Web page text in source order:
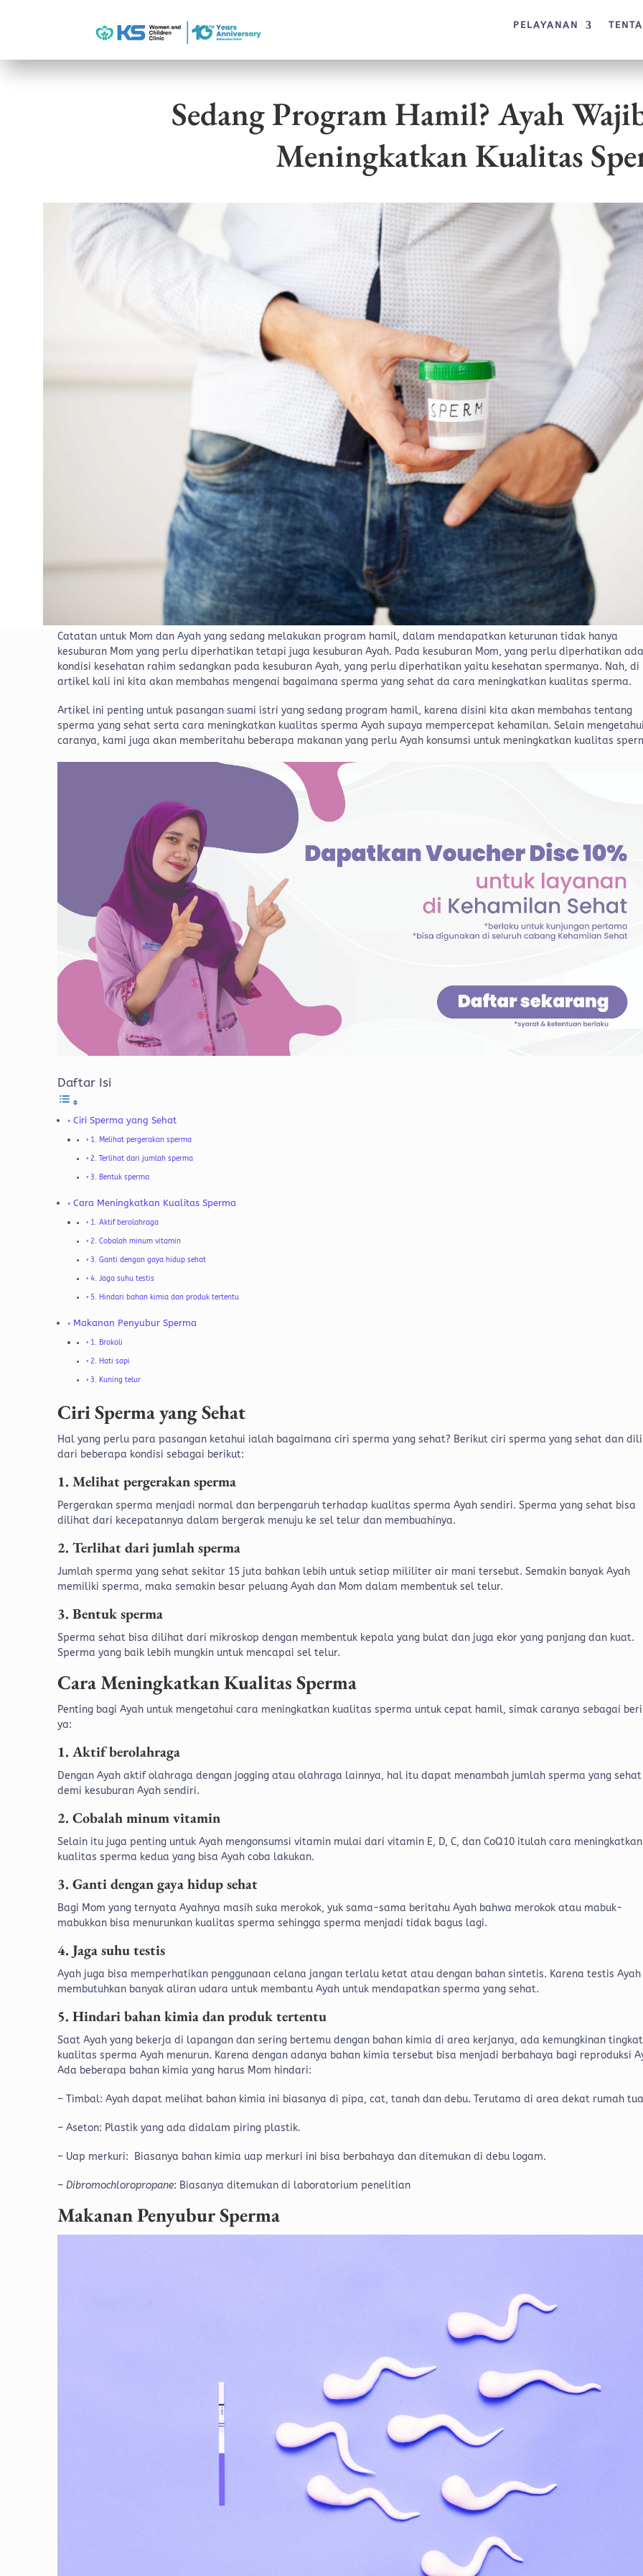
PELAYANAN
Sedang Program Hamil? Ayah
Meningkatkan Kualitas
Catatan untuk Mom dan Ayah yang sedang melakukan program hamil, dalam mendapatkan keturunan tidak hanya
kesuburan Mom yang perlu diperhatikan tetapi juga kesuburan Ayah. Pada kesuburan Mom, yang perlu diperhatikan
kondisi kesehatan rahim sedangkan pada kesuburan Ayah, yang perlu diperhatikan yaitu kesehatan spermanya. Nah, di
artikel kali ini kita akan membahas mengenai bagaimana sperma yang sehat da cara meningkatkan kualitas sperma.
Artikel ini penting untuk pasangan suami istri yang sedang program hamil, karena disini kita akan membahas tentang
sperma yang sehat serta cara meningkatkan kualitas sperma Ayah supaya mempercepat kehamilan. Selain
caranya, kami juga akan memberitahu beberapa makanan yang perlu Ayah konsumsi untuk meningkatkan kualitas
Daftar Isi
Ciri Sperma yang Sehat
1. Melihat pergerakan sperma
2. Terlihat dari jumlah sperma
3. Bentuk sperma
Cara Meningkatkan Kualitas Sperma
1. Aktif berolahraga
2. Cobalah minum vitamin
3. Ganti dengan gaya hidup sehat
4. Jaga suhu testis
5. Hindari bahan kimia dan produk tertentu
Makanan Penyubur Sperma
1. Brokoli
2. Hati sapi
3. Kuning telur
Ciri Sperma yang Sehat
Hal yang perlu para pasangan ketahui ialah bagaimana ciri sperma yang sehat? Berikut ciri sperma yang sehat dan
dari beberapa kondisi sebagai berikut:
1. Melihat pergerakan sperma
Pergerakan sperma menjadi normal dan berpengaruh terhadap kualitas sperma Ayah sendiri. Sperma yang sehat bisa
dilihat dari kecepatannya dalam bergerak menuju ke sel telur dan membuahinya.
2. Terlihat dari jumlah sperma
Jumlah sperma yang sehat sekitar 15 juta bahkan lebih untuk setiap mililiter air mani tersebut. Semakin banyak Ayah
memiliki sperma, maka semakin besar peluang Ayah dan Mom dalam membentuk sel telur.
3. Bentuk sperma
Sperma sehat bisa dilihat dari mikroskop dengan membentuk kepala yang bulat dan juga ekor yang panjang dan kuat.
Sperma yang baik lebih mungkin untuk mencapai sel telur.
Cara Meningkatkan Kualitas Sperma
Penting bagi Ayah untuk mengetahui cara meningkatkan kualitas sperma untuk cepat hamil, simak caranya sebagai
ya:
1. Aktif berolahraga
Dengan Ayah aktif olahraga dengan jogging atau olahraga lainnya, hal itu dapat menambah jumlah sperma yang sehat
demi kesuburan Ayah sendiri.
2. Cobalah minum vitamin
Selain itu juga penting untuk Ayah mengonsumsi vitamin mulai dari vitamin E, D, C, dan CoQ10 itulah cara meningkatkan
kualitas sperma kedua yang bisa Ayah coba lakukan.
3. Ganti dengan gaya hidup sehat
Bagi Mom yang ternyata Ayahnya masih suka merokok, yuk sama-sama beritahu Ayah bahwa merokok atau mabuk-
mabukkan bisa menurunkan kualitas sperma sehingga sperma menjadi tidak bagus lagi.
4. Jaga suhu testis
Ayah juga bisa memperhatikan penggunaan celana jangan terlalu ketat atau dengan bahan sintetis. Karena testis Ayah
membutuhkan banyak aliran udara untuk membantu Ayah untuk mendapatkan sperma yang sehat.
5. Hindari bahan kimia dan produk tertentu
Saat Ayah yang bekerja di lapangan dan sering bertemu dengan bahan kimia di area kerjanya, ada kemungkinan tingkat
kualitas sperma Ayah menurun. Karena dengan adanya bahan kimia tersebut bisa menjadi berbahaya bagi reproduksi
Ada beberapa bahan kimia yang harus Mom hindari:
– Timbal: Ayah dapat melihat bahan kimia ini biasanya di pipa, cat, tanah dan debu. Terutama di area dekat rumah
– Aseton: Plastik yang ada didalam piring plastik.
– Uap merkuri: Biasanya bahan kimia uap merkuri ini bisa berbahaya dan ditemukan di debu logam.
–Dibromochloropropane: Biasanya ditemukan di laboratorium penelitian
Makanan Penyubur Sperma